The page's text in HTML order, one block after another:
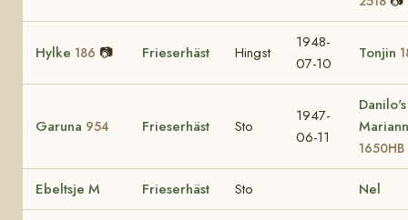
Hylke 186 📷 Frieserhäst Hingst
1948-
07-10
Tonjin
Garuna 954 Frieserhäst Sto
1947-
06-11
Danilo's
1650HB
Ebeltsje M Frieserhäst Sto Nel